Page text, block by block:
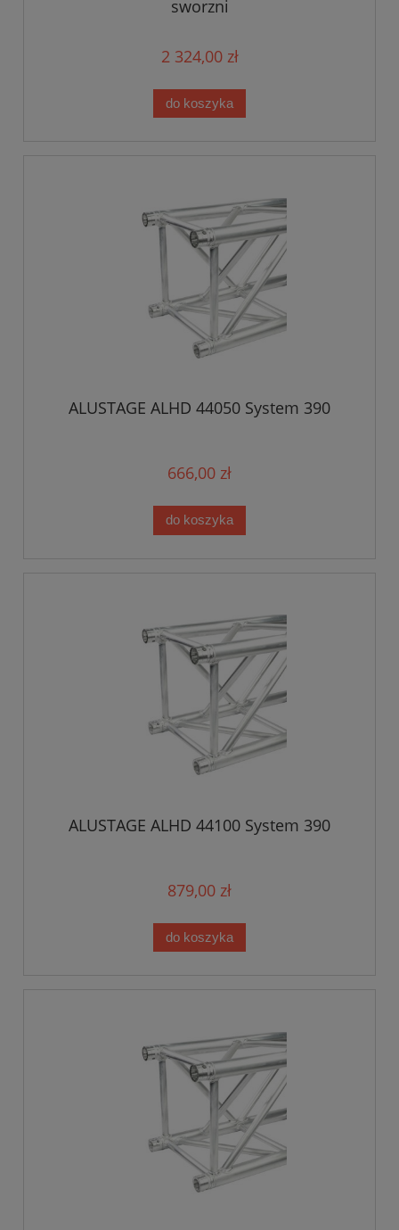
sworzni
2 324,00 zł
do koszyka
ALUSTAGE ALHD 44050 System 390
666,00 zł
do koszyka
ALUSTAGE ALHD 44100 System 390
879,00 zł
do koszyka